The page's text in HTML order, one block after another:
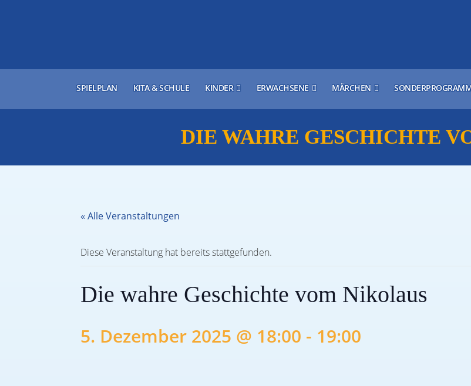
SPIELPLAN KITA & SCHULE KINDER ERWACHSENE MÄRCHEN
DIE WAHRE GESCHICHTE
« Alle Veranstaltungen
Diese Veranstaltung hat bereits stattgefunden.
Die wahre Geschichte vom Nikolaus
5. Dezember 2025 @ 18:00 - 19:00